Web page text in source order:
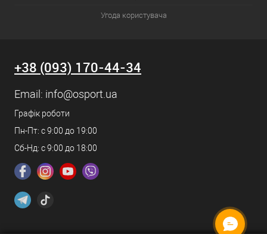
Угода користувача
+38 (093) 170-44-34
Email: info@osport.ua
Графік роботи
Пн-Пт: с 9:00 до 19:00
Сб-Нд: с 9:00 до 18:00